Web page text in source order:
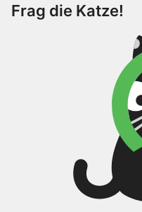
Frag die Katze!